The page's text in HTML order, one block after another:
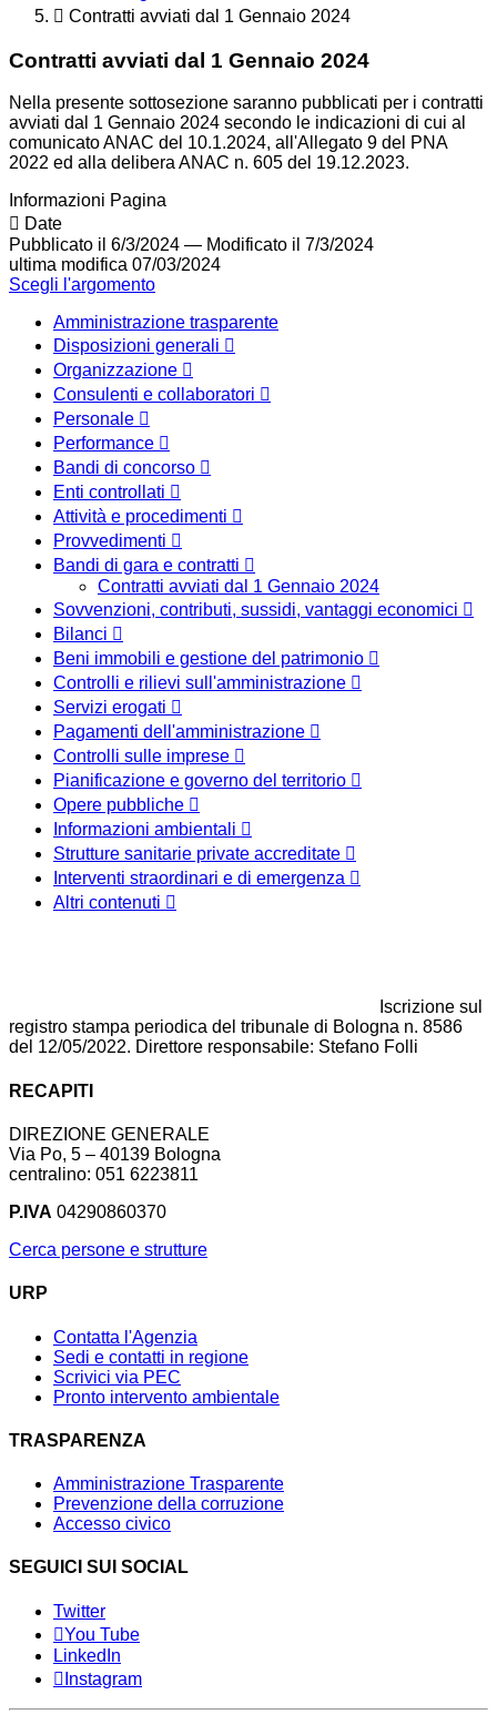
Contratti avviati dal 1 Gennaio 2024
Contratti avviati dal 1 Gennaio 2024
Nella presente sottosezione saranno pubblicati per i contratti
avviati dal 1 Gennaio 2024 secondo le indicazioni di cui al
comunicato ANAC del 10.1.2024, all'Allegato 9 del PNA
2022 ed alla delibera ANAC n. 605 del 19.12.2023.
Informazioni Pagina
Date
Pubblicato il 6/3/2024 — Modificato il 7/3/2024
ultima modifica 07/03/2024
Scegli l'argomento
Amministrazione trasparente
Disposizioni generali
Organizzazione
Consulenti e collaboratori
Personale
Performance
Bandi di concorso
Enti controllati
Attività e procedimenti
Provvedimenti
Bandi di gara e contratti
Contratti avviati dal 1 Gennaio 2024
Sovvenzioni, contributi, sussidi, vantaggi economici
Bilanci
Beni immobili e gestione del patrimonio
Controlli e rilievi sull'amministrazione
Servizi erogati
Pagamenti dell'amministrazione
Controlli sulle imprese
Pianificazione e governo del territorio
Opere pubbliche
Informazioni ambientali
Strutture sanitarie private accreditate
Interventi straordinari e di emergenza
Altri contenuti
Iscrizione sul
registro stampa periodica del tribunale di Bologna n. 8586
del 12/05/2022. Direttore responsabile: Stefano Folli
RECAPITI
DIREZIONE GENERALE
Via Po, 5 – 40139 Bologna
centralino: 051 6223811
P.IVA 04290860370
Cerca persone e strutture
URP
Contatta l'Agenzia
Sedi e contatti in regione
Scrivici via PEC
Pronto intervento ambientale
TRASPARENZA
Amministrazione Trasparente
Prevenzione della corruzione
Accesso civico
SEGUICI SUI SOCIAL
Twitter
You Tube
LinkedIn
Instagram